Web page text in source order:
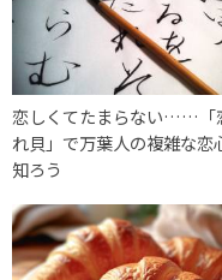
恋しくてたまらない……「
れ貝」で万葉人の複雑な恋
知ろう